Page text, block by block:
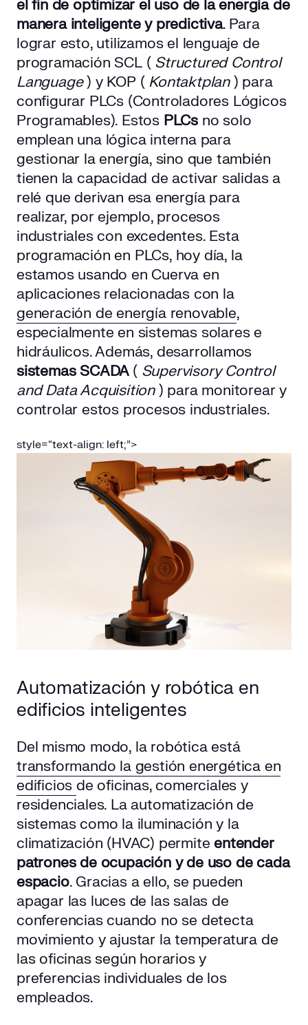
el fin de optimizar el uso de la energía de
manera inteligente y predictiva. Para
lograr esto, utilizamos el lenguaje de
programación SCL ( Structured Control
Language) y KOP ( Kontaktplan) para
configurar PLCs (Controladores Lógicos
Programables). Estos PLCs no solo
emplean una lógica interna para
gestionar la energía, sino que también
tienen la capacidad de activar salidas a
relé que derivan esa energía para
realizar, por ejemplo, procesos
industriales con excedentes. Esta
programación en PLCs, hoy día, la
estamos usando en Cuerva en
aplicaciones relacionadas con la
generación de energía renovable,
especialmente en sistemas solares e
hidráulicos. Además, desarrollamos
sistemas SCADA ( Supervisory Control
and Data Acquisition) para monitorear y
controlar estos procesos industriales.
style=“text-align: left;”>
Automatización y robótica en
edificios inteligentes
Del mismo modo, la robótica está
transformando la gestión energética en
edificios de oficinas, comerciales y
residenciales. La automatización de
sistemas como la iluminación y la
climatización (HVAC) permite entender
patrones de ocupación y de uso de cada
espacio. Gracias a ello, se pueden
apagar las luces de las salas de
conferencias cuando no se detecta
movimiento y ajustar la temperatura de
las oficinas según horarios y
preferencias individuales de los
empleados.